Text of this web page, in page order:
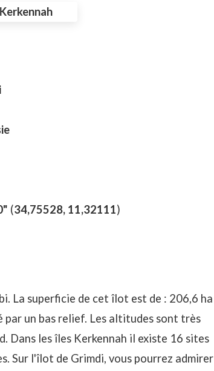
(34,75528, 11,32111)
La superficie de cet îlot est de : 206,6 ha
par un bas relief. Les altitudes sont très
Dans les îles Kerkennah il existe 16 sites
Sur l'îlot de Grimdi, vous pourrez admirer